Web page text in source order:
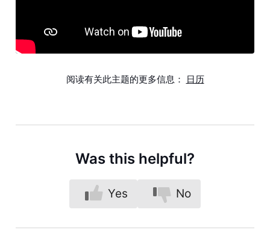
阅读有关此主题的更多信息： 日历
Was this helpful?
Yes No